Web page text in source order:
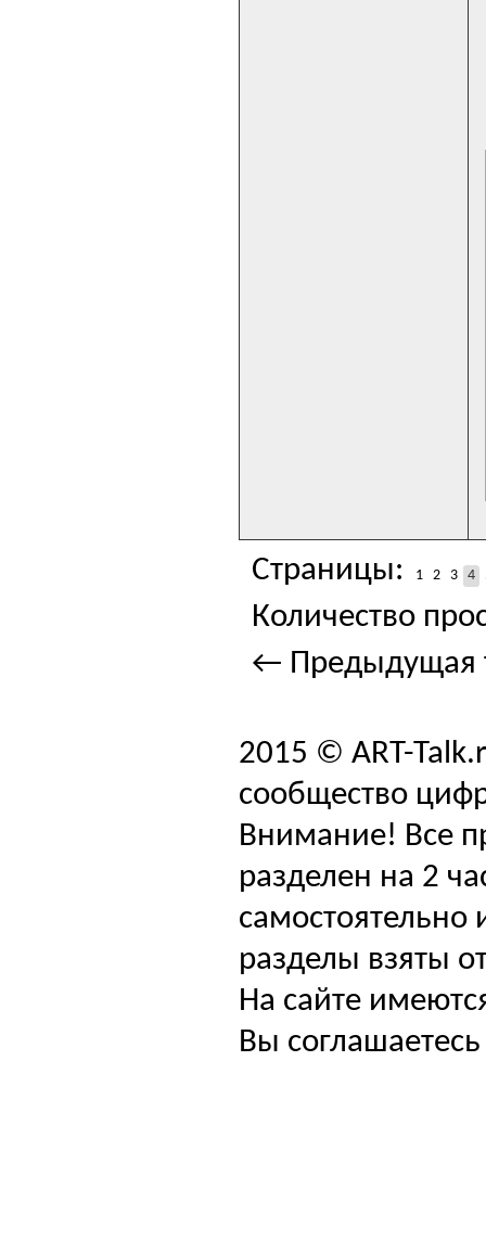
Страницы: 1 2 3 4
Количество
← Предыдущая
2015 © ART-
сообщество
Внимание! Все
разделен на 2
самостоятельно
разделы взяты
На сайте
Вы